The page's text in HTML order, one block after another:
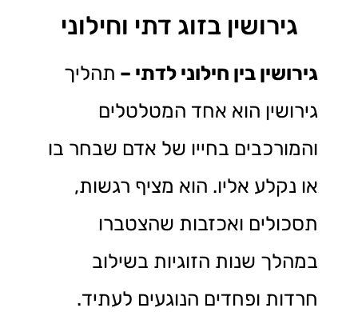
גירושין בזוג דתי וחילוני
גירושין בין חילוני לדתי – תהליך
גירושין הוא אחד המטלטלים
והמורכבים בחייו של אדם שבחר בו
או נקלע אליו. הוא מציף רגשות,
תסכולים ואכזבות שהצטברו
במהלך שנות הזוגיות בשילוב
חרדות ופחדים הנוגעים לעתיד.